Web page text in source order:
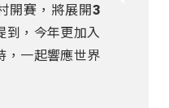
開賽，將展開3
到，今年更加入
，一起響應世界